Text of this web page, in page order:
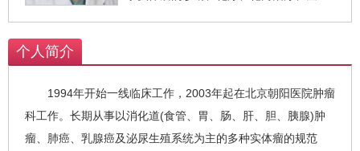
个人简介
1994年开始一线临床工作，2003年起在北京朝阳医院肿瘤
科工作。长期从事以消化道(食管、胃、肠、肝、胆、胰腺)肿
瘤、肺癌、乳腺癌及泌尿生殖系统为主的多种实体瘤的规范